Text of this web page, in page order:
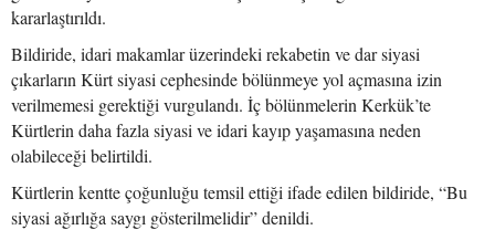
kararlaştırıldı.
Bildiride, idari makamlar üzerindeki rekabetin ve dar siyasi
çıkarların Kürt siyasi cephesinde bölünmeye yol açmasına izin
verilmemesi gerektiği vurgulandı. İç bölünmelerin Kerkük’te
Kürtlerin daha fazla siyasi ve idari kayıp yaşamasına neden
olabileceği belirtildi.
Kürtlerin kentte çoğunluğu temsil ettiği ifade edilen bildiride, “Bu
siyasi ağırlığa saygı gösterilmelidir” denildi.